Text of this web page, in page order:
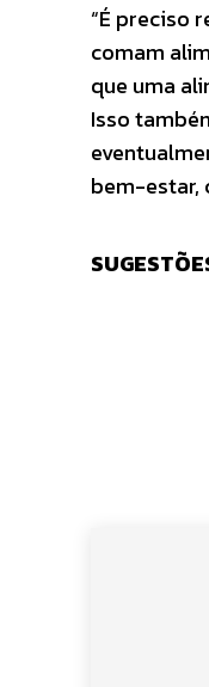
“É preciso
comam
que uma
Isso
bem-estar,